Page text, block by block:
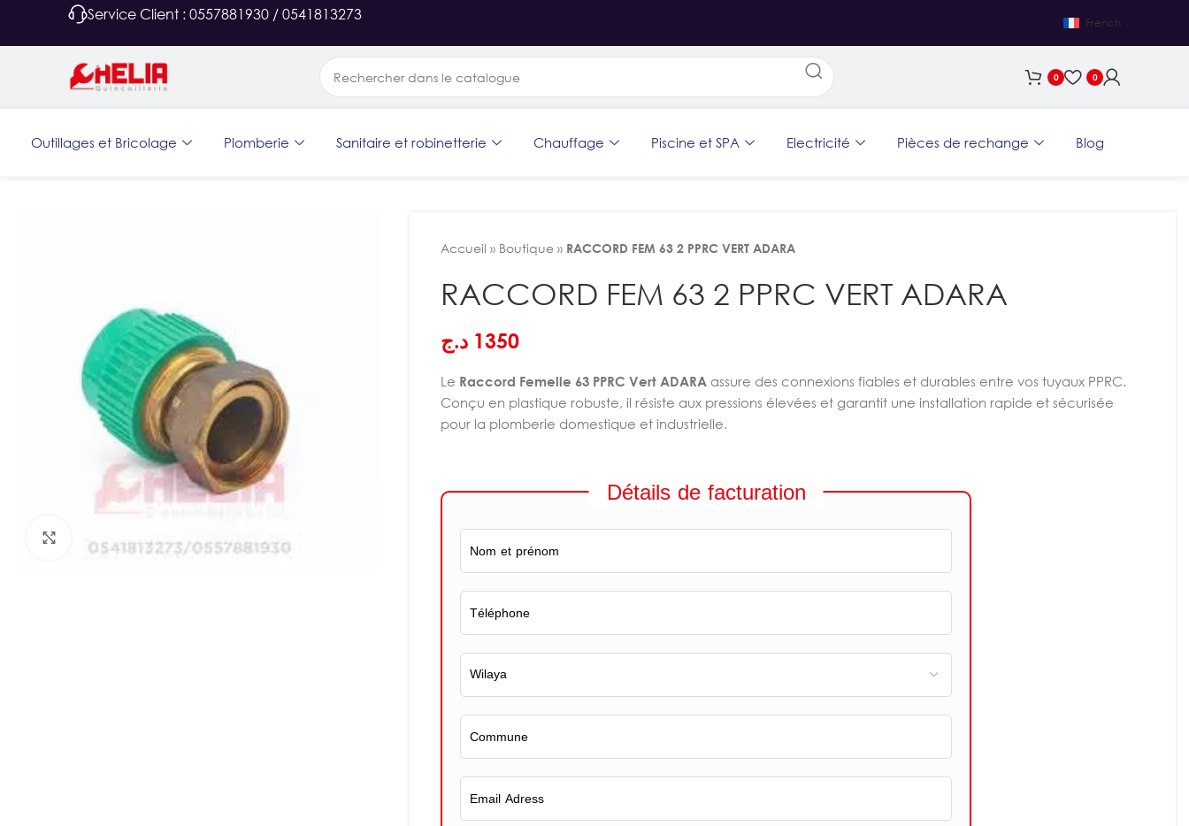
Service Client : 0557881930 / 0541813273 French
0 0
Outillages et Bricolage Plomberie Sanitaire et robinetterie Chauffage Piscine et SPA Electricité Pièces de rechange Blog
Accueil » Boutique » RACCORD FEM 63 2 PPRC VERT ADARA
RACCORD FEM 63 2 PPRC VERT ADARA
1350 د.ج
Le Raccord Femelle 63 PPRC Vert ADARA assure des connexions fiables et durables entre vos tuyaux PPRC.
Conçu en plastique robuste, il résiste aux pressions élevées et garantit une installation rapide et sécurisée
pour la plomberie domestique et industrielle.
Détails de facturation